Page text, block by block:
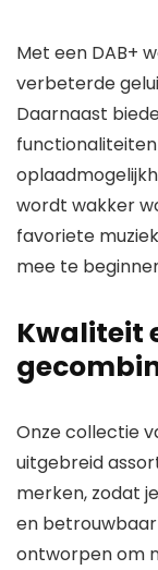
Met een DAB+
verbeterde
Daarnaast
wordt wakker
favoriete
mee te
Kwaliteit
Onze collectie
uitgebreid
merken, zodat
en
ontworpen om